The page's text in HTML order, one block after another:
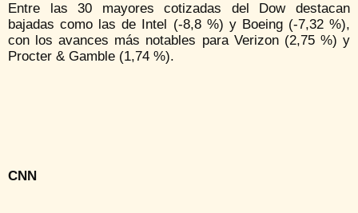
Entre las 30 mayores cotizadas del Dow destacan
bajadas como las de Intel (-8,8 %) y Boeing (-7,32 %),
con los avances más notables para Verizon (2,75 %) y
Procter & Gamble (1,74 %).
CNN